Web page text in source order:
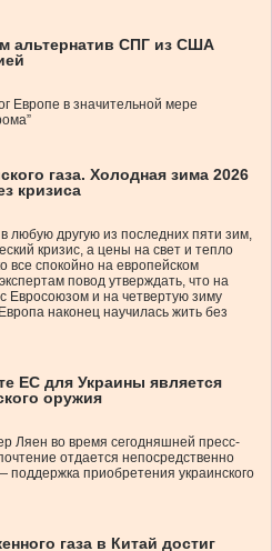
альтернатив СПГ из США
Европе в значительной мере
газа. Холодная зима 2026
кризиса
любую другую из последних пяти зим,
кризис, а цены на свет и тепло
все спокойно на европейском
повод утверждать, что на
Евросоюзом и на четвертую зиму
наконец научилась жить без
ЕС для Украины является
оружия
Ляен во время сегодняшней пресс-
отдается непосредственно
поддержка приобретения украинского
газа в Китай достиг